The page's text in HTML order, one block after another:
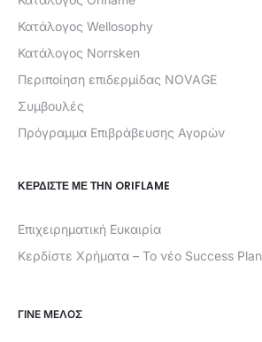
Κατάλογος Wellosophy
Κατάλογος Norrsken
Περιποίηση επιδερμίδας NOVAGE
Συμβουλές
Πρόγραμμα Επιβράβευσης Αγορών
ΚΕΡΔΊΣΤΕ ΜΕ ΤΗΝ ORIFLAME
Επιχειρηματική Ευκαιρία
Κερδίστε Χρήματα – Το νέο Success Plan
ΓΙΝΕ ΜΕΛΟΣ